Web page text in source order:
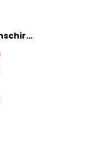
Sharplace Papierlampenschirm, Origami Design, Nordischer kreativer Lampenschirm, Papierlaterne Deckenlampenschirm, Hängelampenabdeckung, Hängelampenschirm für Zuhause Schlafzimmer Wohnzimmer, Stil g